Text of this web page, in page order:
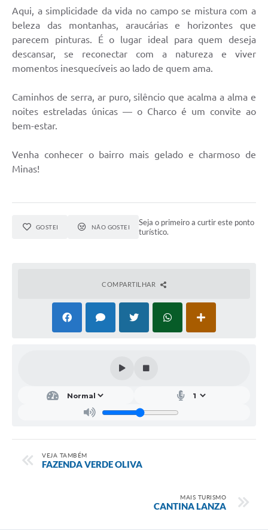
Conheça Delfim Moreira
JORNADA DO PATRIMÔNIO
Requerimento
Arquivos para Download
Links
Contratos
Aqui, a simplicidade da vida no campo se mistura com a
beleza das montanhas, araucárias e horizontes que
parecem pinturas. É o lugar ideal para quem deseja
descansar, se reconectar com a natureza e viver
momentos inesquecíveis ao lado de quem ama.
Caminhos de serra, ar puro, silêncio que acalma a alma e
noites estreladas únicas — o Charco é um convite ao
bem-estar.
Venha conhecer o bairro mais gelado e charmoso de
Minas!
GOSTEI NÃO GOSTEI
Seja o primeiro a curtir este ponto
turístico.
COMPARTILHAR
VEJA TAMBÉM
FAZENDA VERDE OLIVA
MAIS TURISMO
CANTINA LANZA